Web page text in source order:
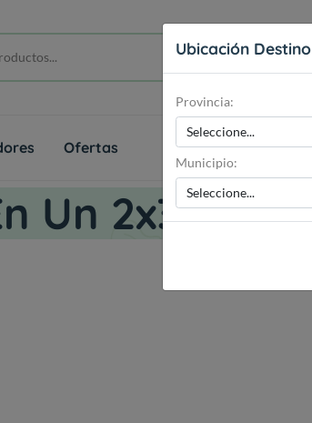
Ofertas
Un 2x3
Ubicación Destino
Provincia:
Municipio: